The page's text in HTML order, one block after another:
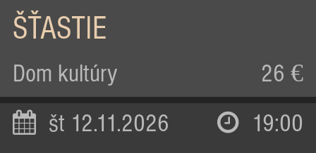
ŠŤASTIE
Dom kultúry 26 €
št 12.11.2026 19:00